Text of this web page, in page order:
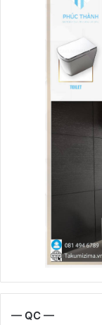
— QC —